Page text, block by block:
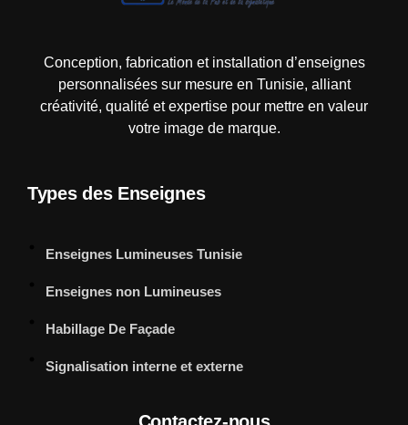
Conception, fabrication et installation d’enseignes
personnalisées sur mesure en Tunisie, alliant
créativité, qualité et expertise pour mettre en valeur
votre image de marque.
Types des Enseignes
Enseignes Lumineuses Tunisie
Enseignes non Lumineuses
Habillage De Façade
Signalisation interne et externe